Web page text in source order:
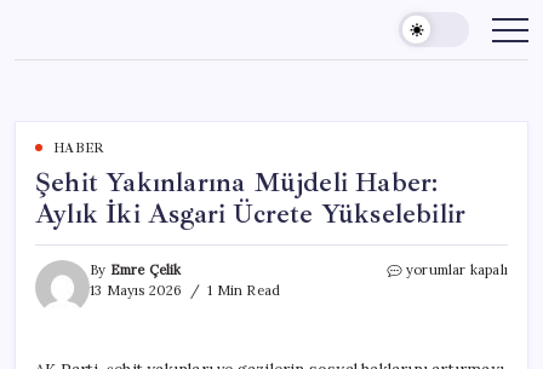
content
HABER
Şehit Yakınlarına Müjdeli Haber:
Aylık İki Asgari Ücrete Yükselebilir
By Emre Çelik
13 Mayıs 2026
1 Min Read
Şehit
yorumlar kapalı